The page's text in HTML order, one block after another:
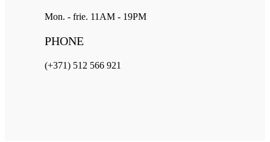
Mon. - frie. 11AM - 19PM
PHONE
(+371) 512 566 921